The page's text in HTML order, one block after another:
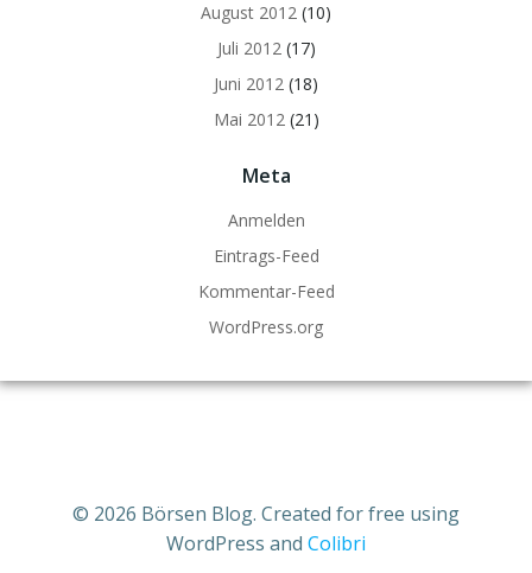
August 2012 (10)
Juli 2012(17)
Juni 2012 (18)
Mai 2012(21)
Meta
Anmelden
Eintrags-Feed
Kommentar-Feed
WordPress.org
© 2026 Börsen Blog. Created for free using
WordPress and Colibri